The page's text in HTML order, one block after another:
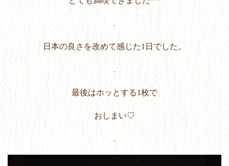
.
日本の良さを改めて感じた1日でした。
.
最後はホッとする1枚で
おしまい♡
.